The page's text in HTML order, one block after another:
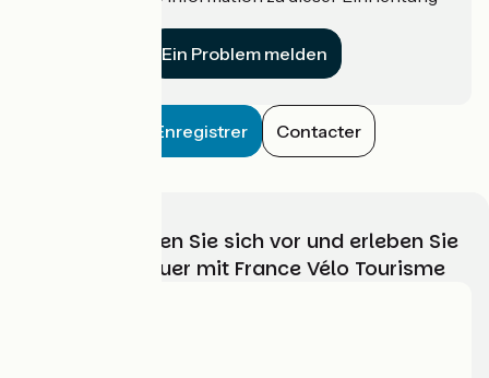
Ein Problem melden
Enregistrer Contacter
Wählen, bereiten Sie sich vor und erleben Sie
Ihr Radabenteuer mit France Vélo Tourisme